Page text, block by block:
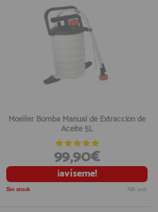
Moeller Bomba Manual de Extracción de
Aceite 5L
99,90€
¡avíseme!
Sin stock IVA incl.